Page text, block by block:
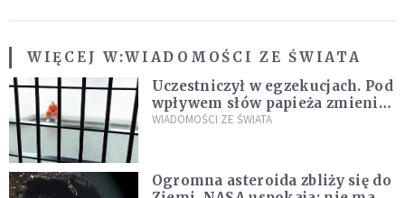
WIĘCEJ W:WIADOMOŚCI ZE ŚWIATA
Uczestniczył w egzekucjach. Pod
wpływem słów papieża zmienił
zdanie
WIADOMOŚCI ZE ŚWIATA
Ogromna asteroida zbliży się do